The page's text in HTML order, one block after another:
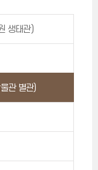
생태관)
관 별관)